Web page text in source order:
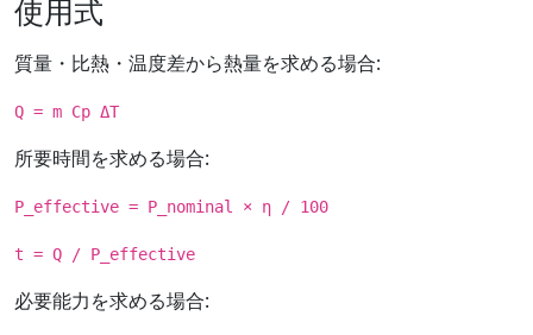
使用式
質量・比熱・温度差から熱量を求める場合:
Q = m Cp ΔT
所要時間を求める場合:
P_effective = P_nominal × η / 100
t = Q / P_effective
必要能力を求める場合: